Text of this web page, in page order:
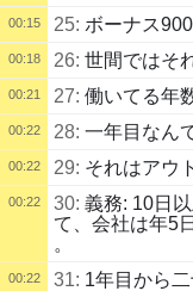
00:15 25: ボーナス
00:18 26: 世間ではそ
00:21 27: 働いてる年
00:22 28: 一年目なん
00:22 29: それはアウ
00:22 30: 義務: 10日
て、会社は年5
。
00:22 31: 1年目から